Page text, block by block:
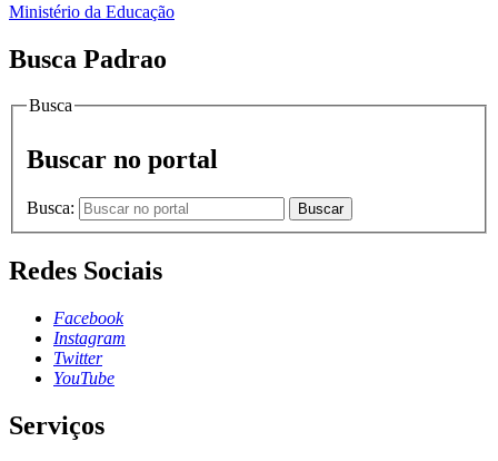
Ministério da Educação
Busca Padrao
Busca
Buscar no portal
Busca: Buscar
Redes Sociais
Facebook
Instagram
Twitter
YouTube
Serviços